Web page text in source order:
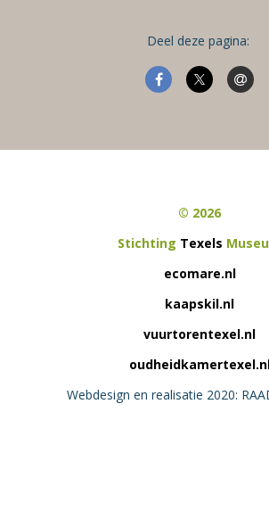
Deel deze pagina:
© 2026
Stichting Texels
ecomare.nl
kaapskil.nl
vuurtorentexel.nl
Webdesign en realisatie 2020: